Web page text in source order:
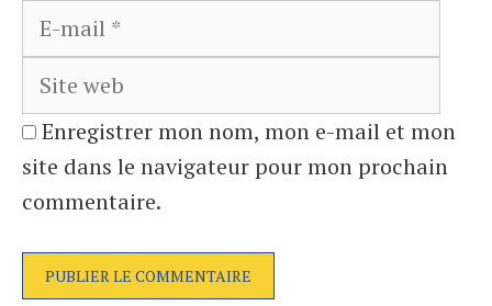
Enregistrer mon nom, mon e-mail et mon
site dans le navigateur pour mon prochain
commentaire.